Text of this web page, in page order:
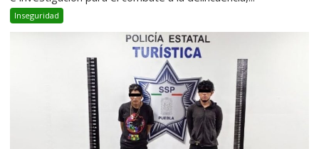
Inseguridad